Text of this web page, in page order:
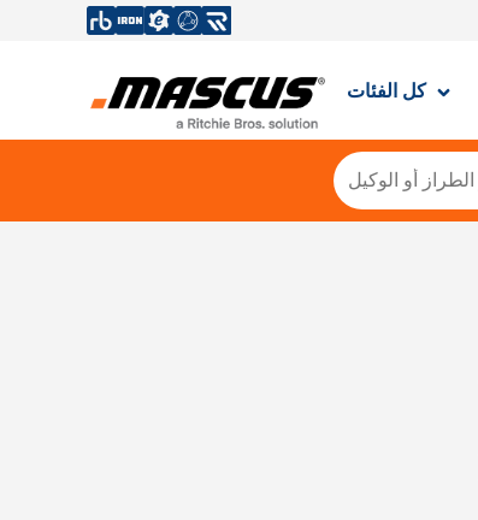
كل الفئات